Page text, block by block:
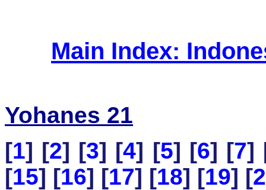
Main Index:
Yohanes 21
[1] [2] [3] [4] [5] [6] [7]
[15] [16] [17] [18] [19] [